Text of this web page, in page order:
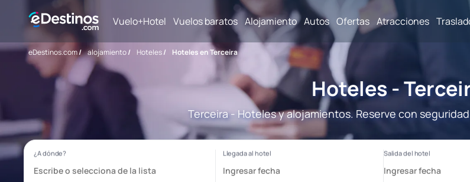
Vuelo+Hotel Vuelos baratos Alojamiento Autos Ofertas Atracciones
eDestinos.com/ alojamiento/ Hoteles/ Hoteles en Terceira
Hoteles -
Terceira - Hoteles y alojamientos. Reserve con